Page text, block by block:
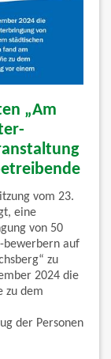
„Am
vom 23.
eine
von 50
bewerbern auf
zu
2024 die
zu dem
der Personen